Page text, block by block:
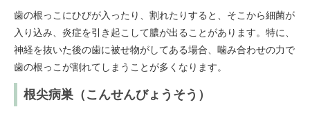
歯の根っこにひびが入ったり、割れたりすると、そこから細菌が
入り込み、炎症を引き起こして膿が出ることがあります。特に、
神経を抜いた後の歯に被せ物がしてある場合、噛み合わせの力で
歯の根っこが割れてしまうことが多くなります。
根尖病巣（こんせんびょうそう）